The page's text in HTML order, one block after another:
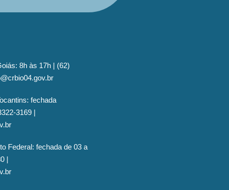
8h às 17h | (62)
fechada
3169 |
Federal: fechada de 03 a
|